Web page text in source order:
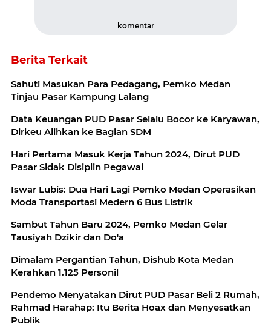
komentar
Berita Terkait
Sahuti Masukan Para Pedagang, Pemko Medan
Tinjau Pasar Kampung Lalang
Data Keuangan PUD Pasar Selalu Bocor ke Karyawan,
Dirkeu Alihkan ke Bagian SDM
Hari Pertama Masuk Kerja Tahun 2024, Dirut PUD
Pasar Sidak Disiplin Pegawai
Iswar Lubis: Dua Hari Lagi Pemko Medan Operasikan
Moda Transportasi Medern 6 Bus Listrik
Sambut Tahun Baru 2024, Pemko Medan Gelar
Tausiyah Dzikir dan Do'a
Dimalam Pergantian Tahun, Dishub Kota Medan
Kerahkan 1.125 Personil
Pendemo Menyatakan Dirut PUD Pasar Beli 2 Rumah,
Rahmad Harahap: Itu Berita Hoax dan Menyesatkan
Publik